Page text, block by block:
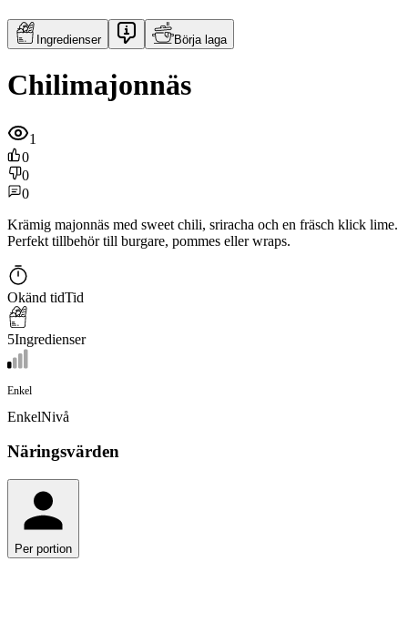
Ingredienser Börja laga
Chilimajonnäs
1
0
0
0
Krämig majonnäs med sweet chili, sriracha och en fräsch klick lime.
Perfekt tillbehör till burgare, pommes eller wraps.
Okänd tidTid
5Ingredienser
Enkel
EnkelNivå
Näringsvärden
Per portion